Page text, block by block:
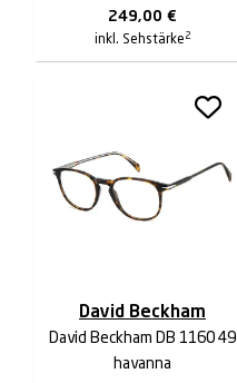
249,00 €
inkl. Sehstärke 2
David Beckham
David Beckham DB 1160 49
havanna